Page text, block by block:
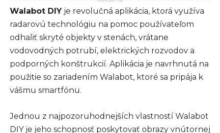
Walabot DIY je revolučná aplikácia, ktorá využíva
radarovú technológiu na pomoc používateľom
odhaliť skryté objekty v stenách, vrátane
vodovodných potrubí, elektrických rozvodov a
podporných konštrukcií. Aplikácia je navrhnutá na
použitie so zariadením Walabot, ktoré sa pripája k
vášmu smartfónu.
Jednou z najpozoruhodnejších vlastností Walabot
DIY je jeho schopnosť poskytovať obrazy vnútornej